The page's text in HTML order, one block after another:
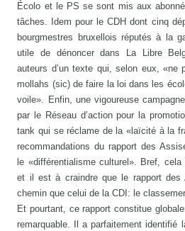
Écolo et le PS se sont mis aux
tâches. Idem pour le CDH dont cinq
bourgmestres bruxellois réputés à la
utile de dénoncer dans La Libre
auteurs d’un texte qui, selon eux, «ne
mollahs (sic) de faire la loi dans les
voile». Enfin, une vigoureuse
par le Réseau d’action pour la
tank qui se réclame de la «laïcité à la
recommandations du rapport des
le «différentialisme culturel». Bref,
et il est à craindre que le rapport
chemin que celui de la CDI: le
Et pourtant, ce rapport constitue
remarquable. Il a parfaitement identifié